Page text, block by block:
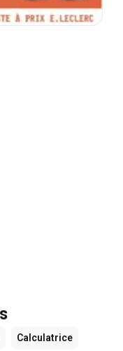
Calculatrice